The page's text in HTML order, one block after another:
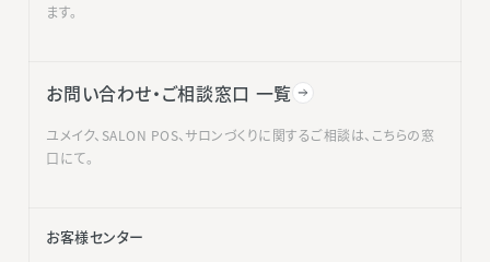
ます。
お問い合わせ・ご相談窓口 一覧
ユメイク、SALON POS、サロンづくりに関するご相談は、こちらの窓
口にて。
お客様センター